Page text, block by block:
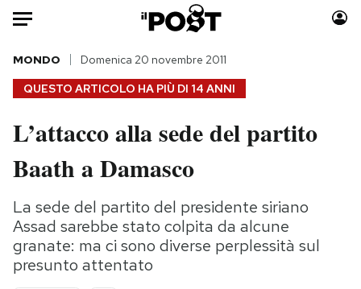
Auto
HOME
Italia
Politica
Tecnologia
Internet
Scienza
Cultura
Moda
Storie/Idee
Ok Boomer!
Media
QUESTO ARTICOLO HA PIÙ DI 14 ANNI
MONDO Domenica 20 novembre 2011
L’attacco alla sede del partito
Baath a Damasco
La sede del partito del presidente siriano
Assad sarebbe stato colpita da alcune
granate: ma ci sono diverse perplessità sul
presunto attentato